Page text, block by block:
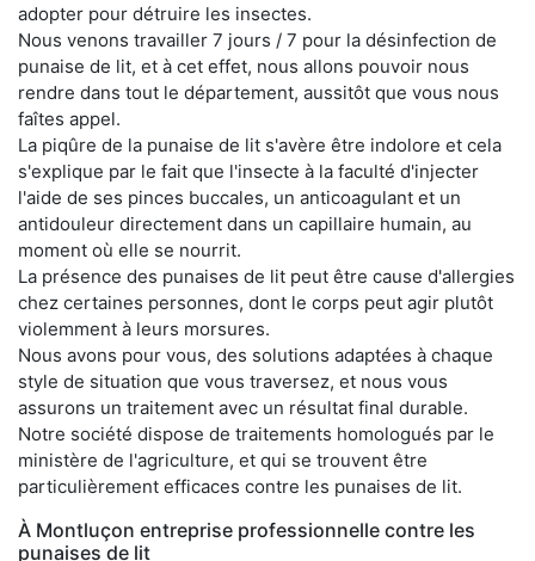
adopter pour détruire les insectes.
Nous venons travailler 7 jours / 7 pour la désinfection de
punaise de lit, et à cet effet, nous allons pouvoir nous
rendre dans tout le département, aussitôt que vous nous
faîtes appel.
La piqûre de la punaise de lit s'avère être indolore et cela
s'explique par le fait que l'insecte à la faculté d'injecter
l'aide de ses pinces buccales, un anticoagulant et un
antidouleur directement dans un capillaire humain, au
moment où elle se nourrit.
La présence des punaises de lit peut être cause d'allergies
chez certaines personnes, dont le corps peut agir plutôt
violemment à leurs morsures.
Nous avons pour vous, des solutions adaptées à chaque
style de situation que vous traversez, et nous vous
assurons un traitement avec un résultat final durable.
Notre société dispose de traitements homologués par le
ministère de l'agriculture, et qui se trouvent être
particulièrement efficaces contre les punaises de lit.
À Montluçon entreprise professionnelle contre les
punaises de lit